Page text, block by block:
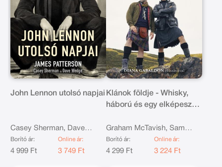
John Lennon utolsó napjai
Casey Sherman, Dave
Wedge, James Patterson
Borító ár:
4 999 Ft
Online ár:
3 749 Ft
Klánok földje - Whisky,
háború és egy elképesztő
Outlander sztárjaival
Graham McTavish, Sam
Heughan
Borító ár:
4 299 Ft
Online ár:
3 224 Ft